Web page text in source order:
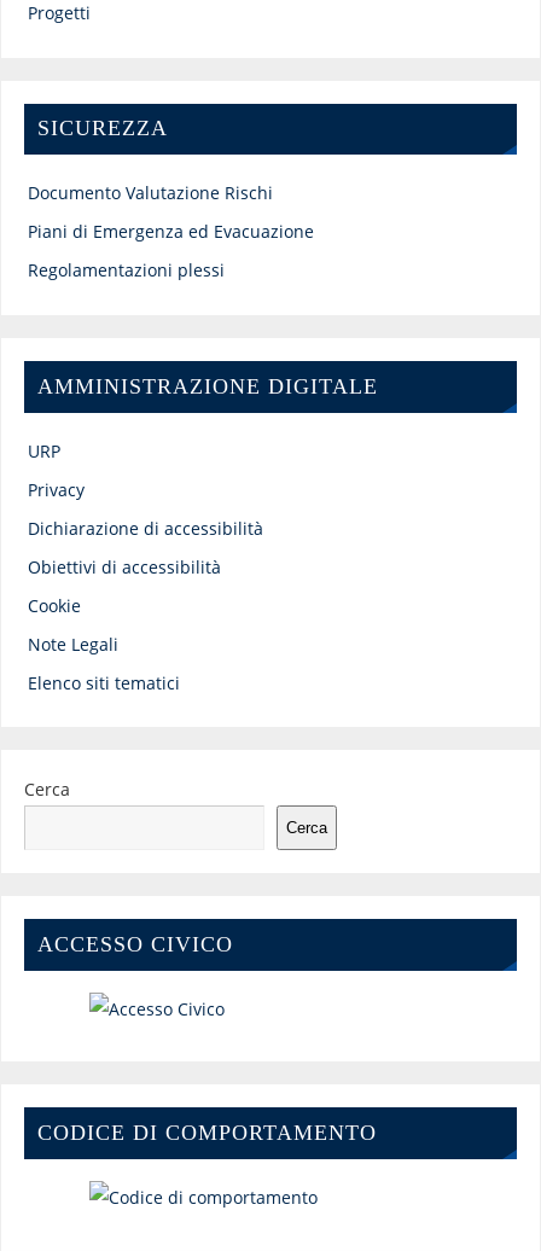
Progetti
SICUREZZA
Documento Valutazione Rischi
Piani di Emergenza ed Evacuazione
Regolamentazioni plessi
AMMINISTRAZIONE DIGITALE
URP
Privacy
Dichiarazione di accessibilità
Obiettivi di accessibilità
Cookie
Note Legali
Elenco siti tematici
Cerca
Cerca
ACCESSO CIVICO
CODICE DI COMPORTAMENTO